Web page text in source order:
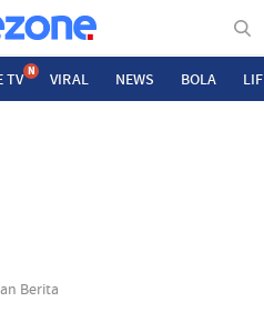
TV N VIRAL NEWS BOLA
Berita